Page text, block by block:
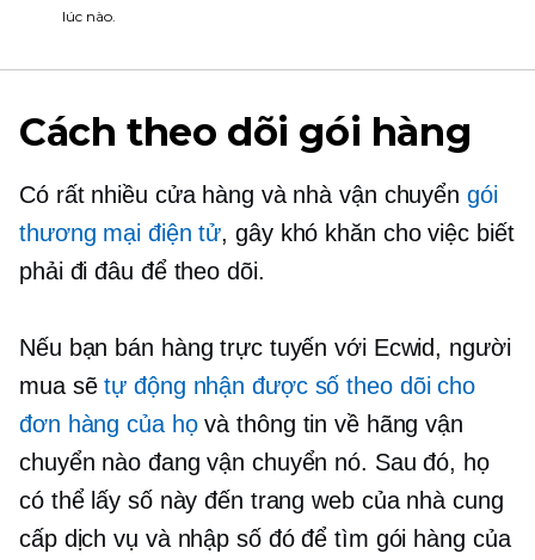
lúc nào.
Cách theo dõi gói hàng
Có rất nhiều cửa hàng và nhà vận chuyển gói
thương mại điện tử, gây khó khăn cho việc biết
phải đi đâu để theo dõi.
Nếu bạn bán hàng trực tuyến với Ecwid, người
mua sẽtự động nhận được số theo dõi cho
đơn hàng của họvà thông tin về hãng vận
chuyển nào đang vận chuyển nó. Sau đó, họ
có thể lấy số này đến trang web của nhà cung
cấp dịch vụ và nhập số đó để tìm gói hàng của